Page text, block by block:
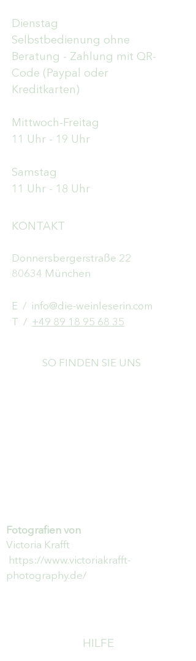
Dienstag
Selbstbedienung ohne
Beratung - Zahlung mit QR-
Code (Paypal oder
Kreditkarten)
Mittwoch-Freitag
11 Uhr - 19 Uhr
Samstag
11 Uhr - 18 Uhr
KONTAKT
Donnersbergerstraße 22
80634 München
E / info@die-weinleserin.com
​T / +49 89 18 95 68 35
SO FINDEN SIE UNS
Fotografien von
Victoria Krafft
https://www.victoriakrafft-
photography.de/
HILFE